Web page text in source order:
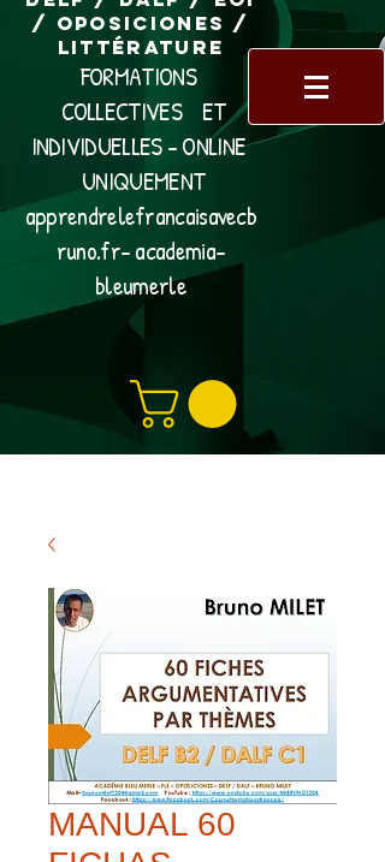
/ Oposiciones /
Littérature
FORMATIONS
COLLECTIVES ET
INDIVIDUELLES - ONLINE
UNIQUEMENT
apprendrelefrancaisavecb
runo.fr- academia-
bleumerle
MANUAL 60